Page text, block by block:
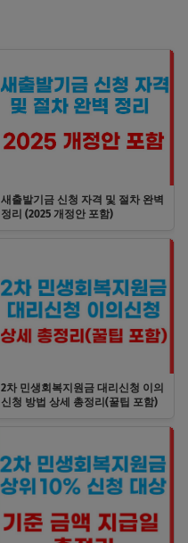
새출발기금 신청 자격 및 절차 완벽
정리 (2025 개정안 포함)
2차 민생회복지원금 대리신청 이의
신청 방법 상세 총정리(꿀팁 포함)